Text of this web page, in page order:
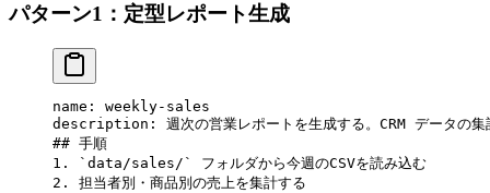
パターン1：定型レポート生成
name: weekly-sales
description: 週次の営業レポートを生成する。CRM データの集
## 手順
1.
`data/sales/`
フォルダから今週のCSVを読み込む
2.
担当者別・商品別の売上を集計する